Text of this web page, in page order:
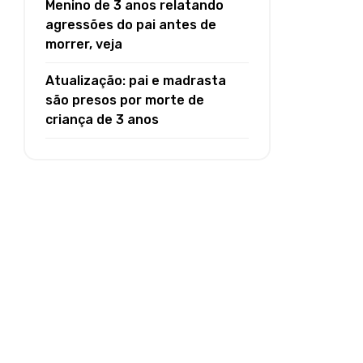
Menino de 3 anos relatando
agressões do pai antes de
morrer, veja
Atualização: pai e madrasta
são presos por morte de
criança de 3 anos